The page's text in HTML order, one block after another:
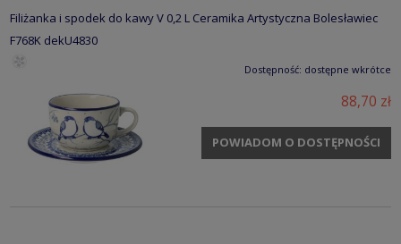
Filiżanka i spodek do kawy V 0,2 L Ceramika Artystyczna Bolesławiec
F768K dekU4830
Dostępność: dostępne wkrótce
88,70 zł
POWIADOM O DOSTĘPNOŚCI